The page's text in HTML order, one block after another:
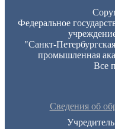
Федеральное
"Санкт-
промышленная
Все
Сведения об